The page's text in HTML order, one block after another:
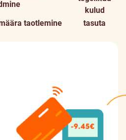
kulud
taotlemine
tasuta